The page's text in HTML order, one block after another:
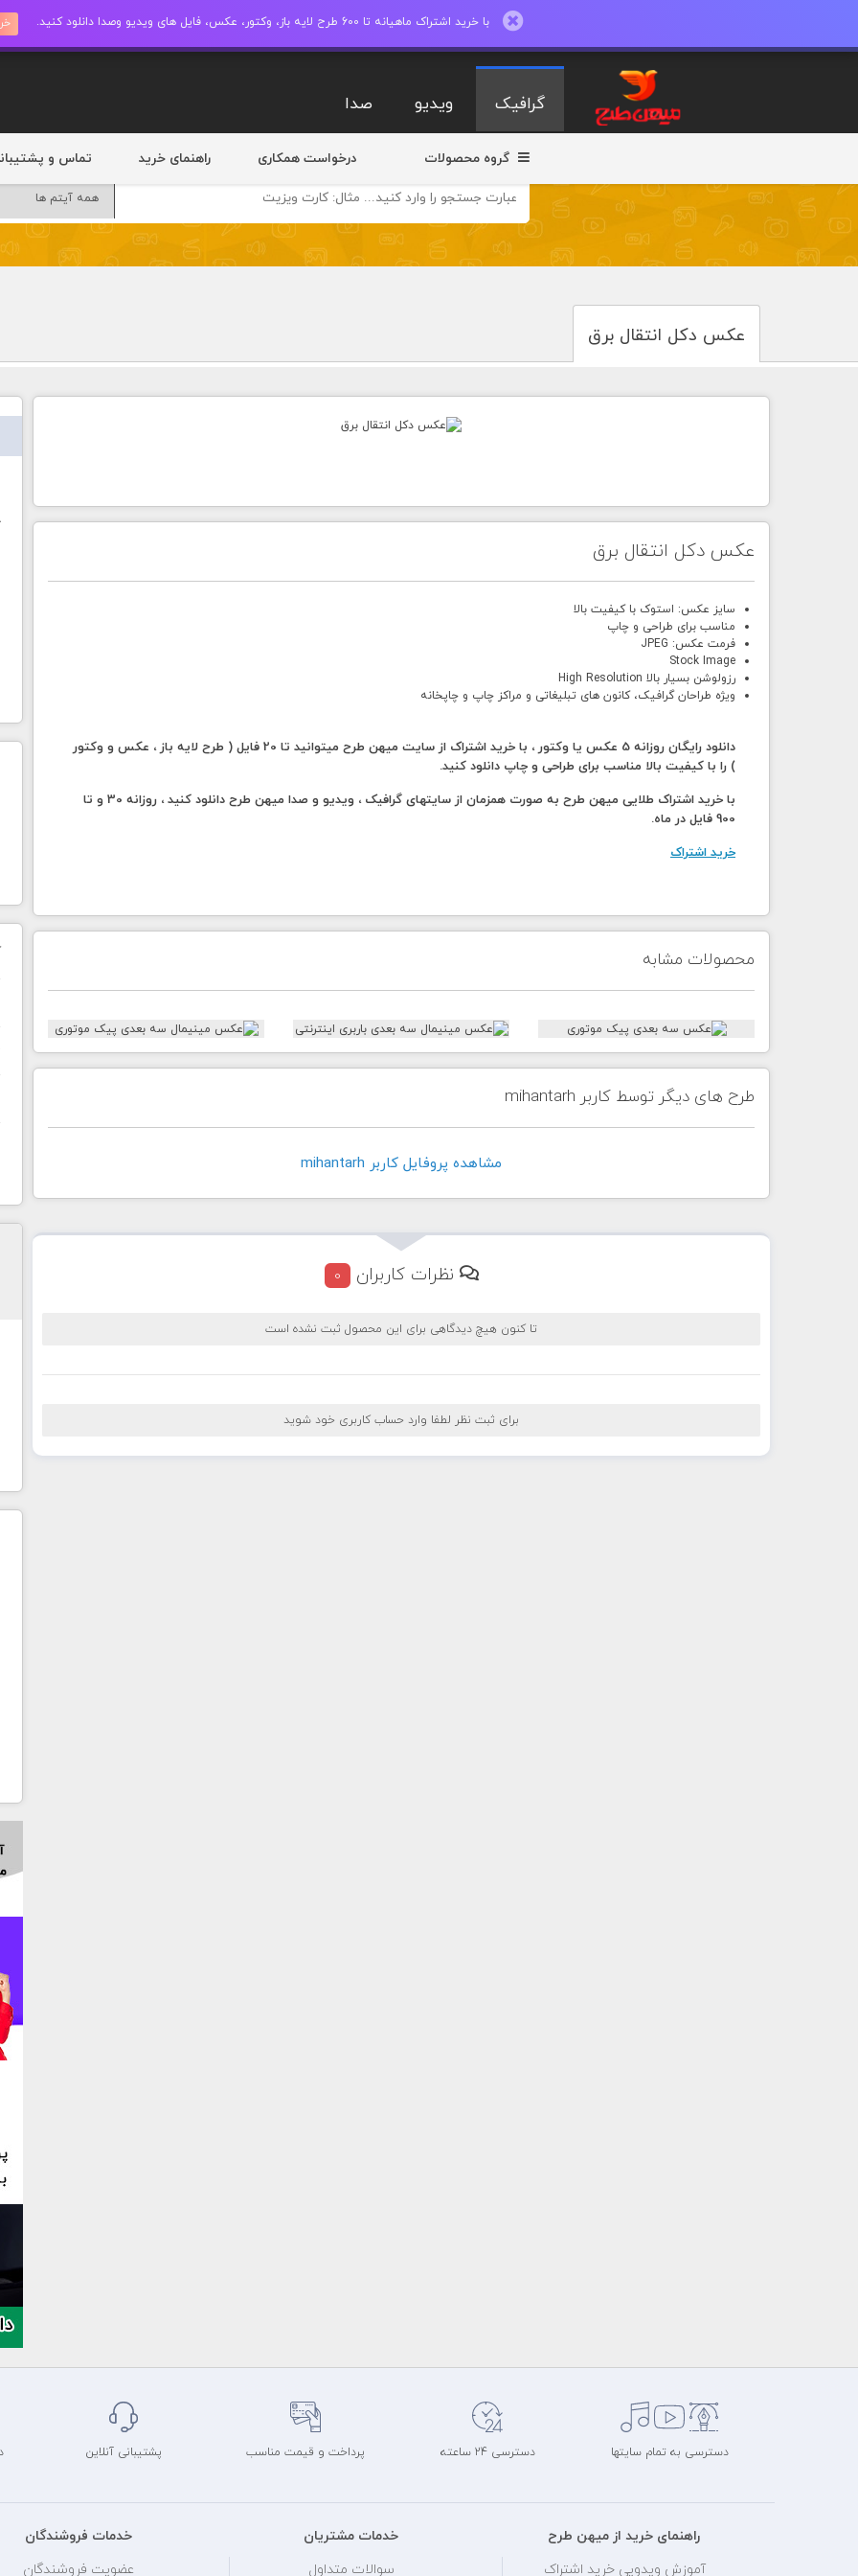
با خرید اشتراک ماهیانه تا 600 طرح لایه باز، وکتور، عکس، فایل های ویدیو وصدا دانلود کنید.
گرافیک ویدیو صدا
گروه محصولات درخواست همکاری راهنمای خرید تماس و
عکس دکل انتقال برق
عکس دکل انتقال برق
سایز عکس: استوک با کیفیت بالا
مناسب برای طراحی و چاپ
فرمت عکس: JPEG
Stock Image
رزولوشن بسیار بالا High Resolution
ویژه طراحان گرافیک، کانون های تبلیغاتی و مراکز چاپ و چاپخانه
دانلود رایگان روزانه 5 عکس یا وکتور ، با خرید اشتراک از سایت میهن طرح میتوانید تا 20 فایل ( طرح لایه باز ، عکس و وکتور
) را با کیفیت بالا مناسب برای طراحی و چاپ دانلود کنید.
با خرید اشتراک طلایی میهن طرح به صورت همزمان از سایتهای گرافیک ، ویدیو و صدا میهن طرح دانلود کنید ، روزانه 30 و تا
900 فایل در ماه.
خرید اشتراک
محصولات مشابه
طرح های دیگر توسط کاربر mihantarh
مشاهده پروفايل کاربر mihantarh
نظرات کاربران 0
تا کنون هیچ دیدگاهی برای این محصول ثبت نشده است
برای ثبت نظر لطفا وارد حساب کاربری خود شوید
دسترسی به تمام سایتها دسترسی 24 ساعته پرداخت و قیمت مناسب پشتیبانی آنلاین
راهنمای خرید از میهن طرح
آموزش ویدویی خرید اشتراک
خدمات مشتریان
سوالات متداول
خدمات فروشندگان
عضویت فروشندگان